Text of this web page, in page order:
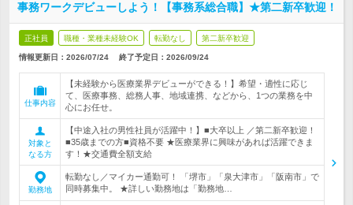
事務ワークデビューしよう！【事務系総合職】★第二新卒歓迎！
正社員 職種・業種未経験OK 転勤なし 第二新卒歓迎
情報更新日：2026/07/24 終了予定日： 2026/09/24
仕事内容
【未経験から医療業界デビューができる！】希望・適性に応じ
て、医療事務、総務人事、地域連携、などから、1つの業務を中
心にお任せ。
対象と
なる方
【中途入社の男性社員が活躍中！】■大卒以上 ／第二新卒歓迎！
■35歳までの方■資格不要 ★医療業界に興味があれば活躍できま
す！★交通費全額支給
勤務地
転勤なし／マイカー通勤可！ 「堺市」「泉大津市」「阪南市」で
同時募集中。 ★詳しい勤務地は「勤務地…